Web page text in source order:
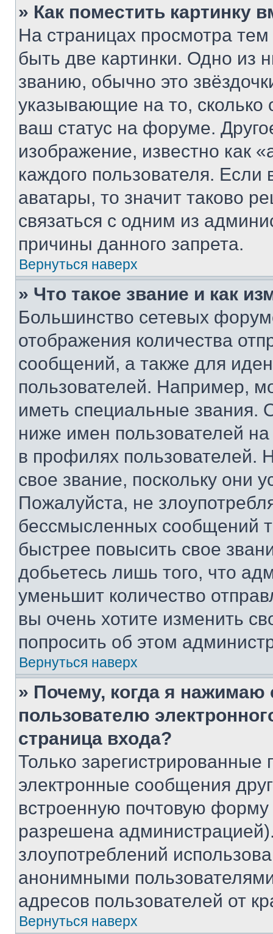
» Как поместить картинку
На страницах просмотра
быть две картинки. Одно из
званию, обычно это
указывающие на то,
ваш статус на форуме.
изображение, известно как
каждого пользователя.
аватары, то значит таково
связаться с одним из
причины данного запрета.
Вернуться наверх
» Что такое звание и как
Большинство сетевых
отображения количества
сообщений, а также для
пользователей. Например,
иметь специальные звания.
ниже имен пользователей
в профилях
свое звание, поскольку они
Пожалуйста, не
бессмысленных сообщений
быстрее повысить свое
добьетесь лишь того, что
уменьшит количество
вы очень хотите изменить
попросить об этом
Вернуться наверх
» Почему, когда я нажимаю
пользователю
страница входа?
Только зарегистрированные
электронные сообщения
встроенную почтовую
разрешена
злоупотреблений
анонимными
адресов пользователей от
Вернуться наверх